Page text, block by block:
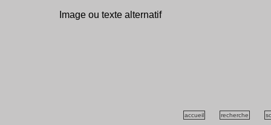
Image ou texte alternatif
accueil recherche